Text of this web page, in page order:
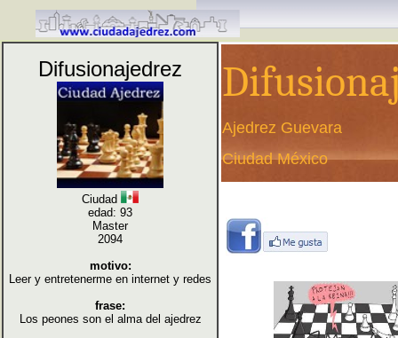
Difusionajedrez
Ciudad
edad: 93
Master
2094
motivo:
Leer y entretenerme en internet y redes
frase:
Los peones son el alma del ajedrez
Ajedrez Guevara
Ciudad México